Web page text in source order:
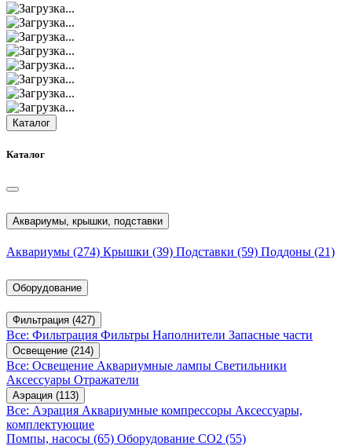
Каталог
Каталог
Аквариумы, крышки, подставки
Аквариумы (274) Крышки (39) Подставки (59) Поддоны (21)
Оборудование
Фильтрация (427)
Все: Фильтрация Фильтры Наполнители Запасные части
Освещение (214)
Все: Освещение Аквариумные лампы Светильники
Аксессуары Отражатели
Аэрация (113)
Все: Аэрация Аквариумные компрессоры Аксессуары,
комплектующие
Помпы, насосы (65) Оборудование CO2 (55)